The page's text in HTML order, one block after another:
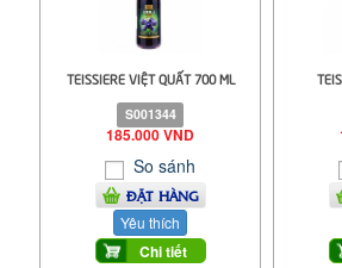
TEISSIERE VIỆT QUẤT 700 ML
S001344
185.000 VND
So sánh
ĐẶT HÀNG
Yêu thích
Chi tiết